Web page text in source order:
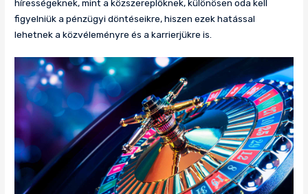
hírességeknek, mint a közszereplőknek, különösen oda kell
figyelniük a pénzügyi döntéseikre, hiszen ezek hatással
lehetnek a közvéleményre és a karrierjükre is.